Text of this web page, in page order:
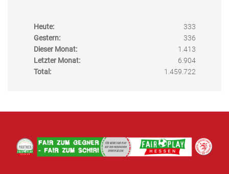
Heute:
333
Gestern:
336
Dieser Monat:
1.413
Letzter Monat:
6.904
Total:
1.459.722